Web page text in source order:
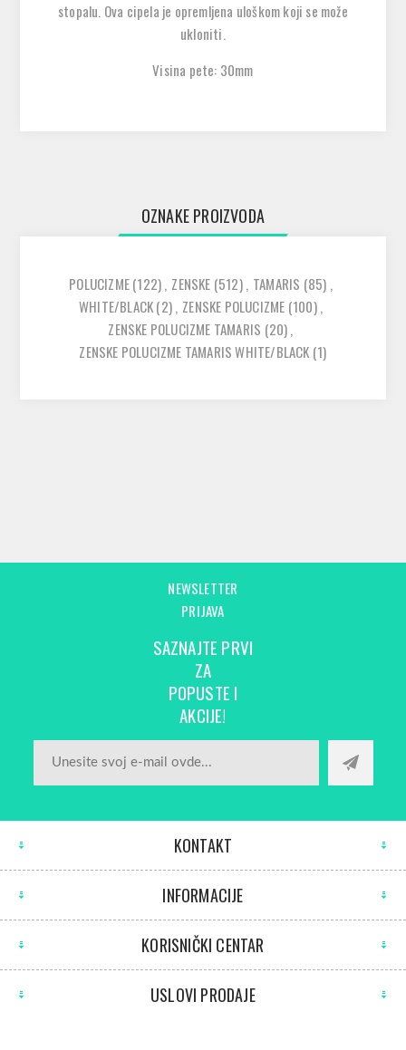
stopalu. Ova cipela je opremljena uloškom koji se može
ukloniti.
Visina pete: 30mm
OZNAKE PROIZVODA
POLUCIZME(122), ZENSKE (512), TAMARIS (85) ,
WHITE/BLACK(2), ZENSKE POLUCIZME (100),
ZENSKE POLUCIZME TAMARIS (20),
ZENSKE POLUCIZME TAMARIS WHITE/BLACK (1)
NEWSLETTER
PRIJAVA
SAZNAJTE PRVI
ZA
POPUSTE I
AKCIJE!
KONTAKT
INFORMACIJE
KORISNIČKI CENTAR
USLOVI PRODAJE